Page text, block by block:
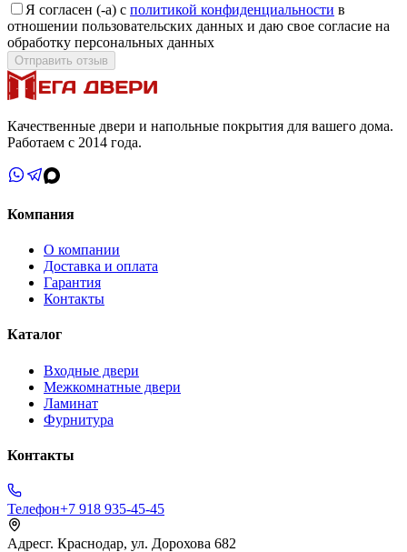
Я согласен (-а) с политикой конфиденциальности в
отношении пользовательских данных и даю свое согласие на
обработку персональных данных
Отправить отзыв
Качественные двери и напольные покрытия для вашего дома.
Работаем с 2014 года.
Компания
О компании
Доставка и оплата
Гарантия
Контакты
Каталог
Входные двери
Межкомнатные двери
Ламинат
Фурнитура
Контакты
Телефон+7 918 935-45-45
Адресг. Краснодар, ул. Дорохова 682